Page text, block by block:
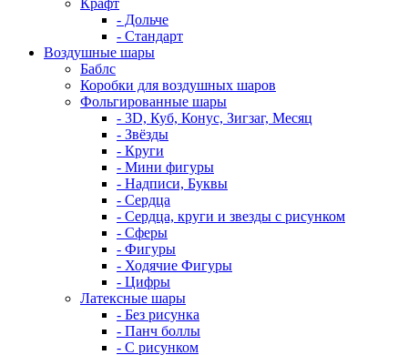
Крафт
- Дольче
- Стандарт
Воздушные шары
Баблс
Коробки для воздушных шаров
Фольгированные шары
- 3D, Куб, Конус, Зигзаг, Месяц
- Звёзды
- Круги
- Мини фигуры
- Надписи, Буквы
- Сердца
- Сердца, круги и звезды с рисунком
- Сферы
- Фигуры
- Ходячие Фигуры
- Цифры
Латексные шары
- Без рисунка
- Панч боллы
- С рисунком